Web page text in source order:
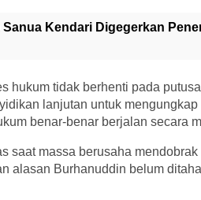
Sanua Kendari Digegerkan
hukum tidak berhenti pada
lanjutan untuk
benar-benar berjalan secara
saat massa berusaha
alasan Burhanuddin belum